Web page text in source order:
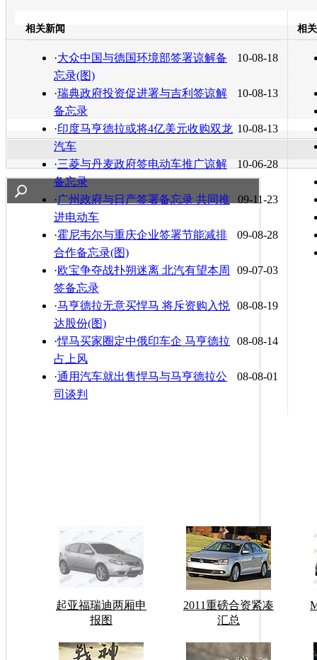
转发至：
相关新闻
10-08-18
·大众中国与德国环境部签署谅解备
忘录(图)
10-08-13
·瑞典政府投资促进署与吉利签谅解
备忘录
10-08-13
·印度马亨德拉或将4亿美元收购双龙
汽车
10-06-28
·三菱与丹麦政府签电动车推广谅解
备忘录
09-11-23
·广州政府与日产签署备忘录 共同推
进电动车
09-08-28
·霍尼韦尔与重庆企业签署节能减排
合作备忘录(图)
09-07-03
·欧宝争夺战扑朔迷离 北汽有望本周
签备忘录
08-08-19
·马亨德拉无意买悍马 将斥资购入悦
达股份(图)
08-08-14
·悍马买家圈定中俄印车企 马亨德拉
占上风
08-08-01
·通用汽车就出售悍马与马亨德拉公
司谈判
相
起亚福瑞迪两厢申
报图
2011重磅合资紧凑
汇总